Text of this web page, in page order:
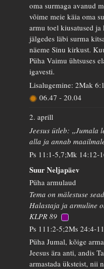
oma surmaga avanud
võime meie käia oma
armu toel kiusatused
jälgedes läbi surma
näeme Sinu kirkust.
Püha Vaimu ühtsuses
igavesti.
Lisalugemine: 2Mak
06.47 - 20.04
2. aprill
Jeesus ütleb: „Jumala
alla ja annab
Ps 11:1-5,7;Mk 14:12-
Suur Neljapäev
Püha armulaud
Tema on mälestuse
Halastaja ja armuline
KLPR 89
Ps 111:2-5;2Ms 24:4-
Püha Jumal, kõige
Jeesus ära anti, andis
armastada üksteist, nii